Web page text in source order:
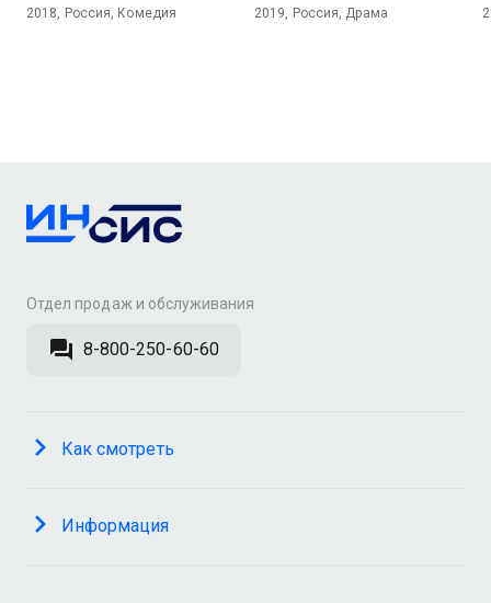
2018, Россия, Комедия 2019, Россия, Драма
Отдел продаж и обслуживания
8-800-250-60-60
Как смотреть
Информация